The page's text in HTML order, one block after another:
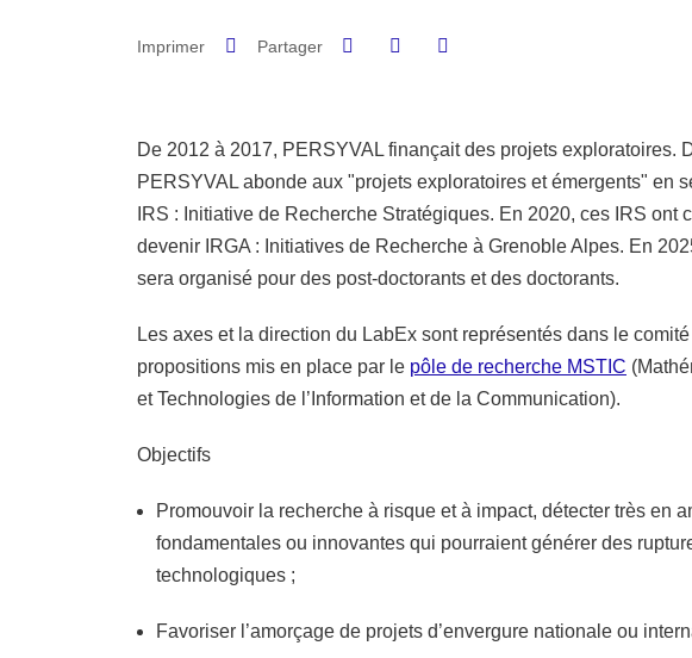
Imprimer Partager Partager sur Facebook
Partager sur LinkedIn
De 2012 à 2017, PERSYVAL finançait des projets exploratoires.
PERSYVAL abonde aux "projets exploratoires et émergents" en
IRS : Initiative de Recherche Stratégiques. En 2020, ces IRS ont
devenir IRGA : Initiatives de Recherche à Grenoble Alpes. En
sera organisé pour des post-doctorants et des doctorants.
Les axes et la direction du LabEx sont représentés dans le
propositions mis en place par le pôle de recherche MSTIC
et Technologies de l’Information et de la Communication).
Objectifs
Promouvoir la recherche à risque et à impact, détecter très en
fondamentales ou innovantes qui pourraient générer des
technologiques ;
Favoriser l’amorçage de projets d’envergure nationale ou